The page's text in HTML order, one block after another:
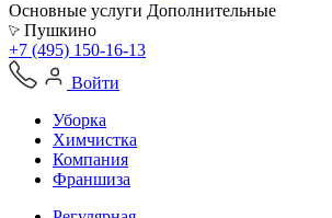
Основные услуги Дополнительные
Пушкино
+7 (495) 150-16-13
Войти
Уборка
Химчистка
Компания
Франшиза